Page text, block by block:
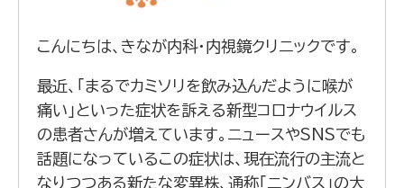
こんにちは、きなが内科・内視鏡クリニックです。
最近、「まるでカミソリを飲み込んだように喉が
痛い」といった症状を訴える新型コロナウイルス
の患者さんが増えています。ニュースやSNSでも
話題になっているこの症状は、現在流行の主流と
なりつつある新たな変異株、通称「ニンバス」の大